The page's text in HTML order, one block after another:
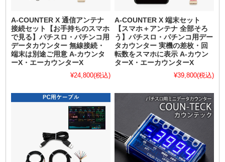
A-COUNTER X 通信アンテナ
接続セット【お手持ちのスマホ
で見る】パチスロ・パチンコ用
データカウンター 無線接続・
端末は別途ご用意 A-カウンタ
ーX・エーカウンターX
¥24,800(税込)
A-COUNTER X 端末セット
【スマホ＋アンテナ 全部そろ
う】パチスロ・パチンコ用デー
タカウンター 実機の差枚・回
転数をスマホに表示 A-カウン
ターX・エーカウンターX
¥39,800(税込)